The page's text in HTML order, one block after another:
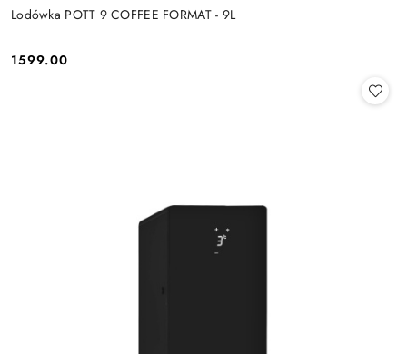
Lodówka POTT 9 COFFEE FORMAT - 9L
Cena:
1599.00